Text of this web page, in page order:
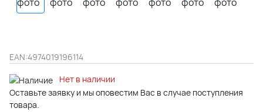
EAN:4974019196114
Нет в наличии
Оставьте заявку и мы оповестим Вас в случае поступления
товара.